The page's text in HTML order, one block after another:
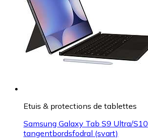
Etuis & protections de tablettes
Samsung Galaxy Tab S9 Ultra/S10
tangentbordsfodral (svart)